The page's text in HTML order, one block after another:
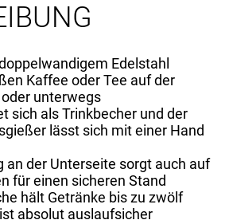
Edelstahl
Kaffee oder Tee auf der
unterwegs
sich als Trinkbecher und der
lässt sich mit einer Hand
an der Unterseite sorgt auch auf
für einen sicheren Stand
hält Getränke bis zu zwölf
absolut auslaufsicher